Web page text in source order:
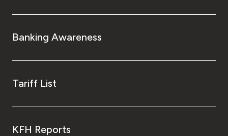
Banking Awareness
Tariff List
KFH Reports